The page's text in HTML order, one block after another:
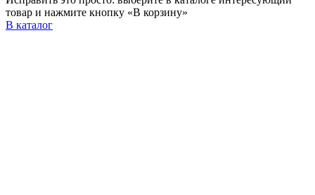
товар и нажмите кнопку «В корзину»
В каталог